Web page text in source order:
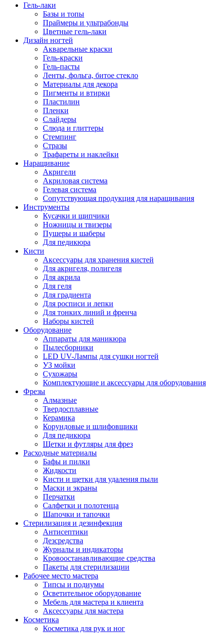
Гель-лаки
Базы и топы
Праймеры и ультрабонды
Цветные гель-лаки
Дизайн ногтей
Акварельные краски
Гель-краски
Гель-пасты
Ленты, фольга, битое стекло
Материалы для декора
Пигменты и втирки
Пластилин
Пленки
Слайдеры
Слюда и глиттеры
Стемпинг
Стразы
Трафареты и наклейки
Наращивание
Акригели
Акриловая система
Гелевая система
Сопутствующая продукция для наращивания
Инструменты
Кусачки и щипчики
Ножницы и твизеры
Пушеры и шаберы
Для педикюра
Кисти
Аксессуары для хранения кистей
Для акригеля, полигеля
Для акрила
Для геля
Для градиента
Для росписи и лепки
Для тонких линий и френча
Наборы кистей
Оборудование
Аппараты для маникюра
Пылесборники
LED UV-Лампы для сушки ногтей
УЗ мойки
Сухожары
Комплектующие и аксессуары для оборудования
Фрезы
Алмазные
Твердосплавные
Керамика
Корундовые и шлифовщики
Для педикюра
Щетки и футляры для фрез
Расходные материалы
Бафы и пилки
Жидкости
Кисти и щетки для удаления пыли
Маски и экраны
Перчатки
Салфетки и полотенца
Шапочки и тапочки
Стерилизация и дезинфекция
Антисептики
Дезсредства
Журналы и индикаторы
Кровоостанавливающие средства
Пакеты для стерилизации
Рабочее место мастера
Типсы и подиумы
Осветительное оборудование
Мебель для мастера и клиента
Аксессуары для мастера
Косметика
Косметика для рук и ног